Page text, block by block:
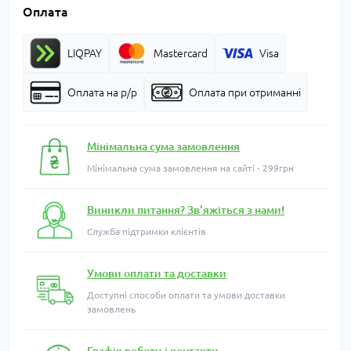
Оплата
LIQPAY Mastercard Visa
Оплата на р/р Оплата при отриманні
Мінімальна сума замовлення
Мінімальна сума замовлення на сайті - 299грн
Виникли питання? Зв'яжіться з нами!
Служба підтримки клієнтів
Умови оплати та доставки
Доступні способи оплати та умови доставки
замовлень